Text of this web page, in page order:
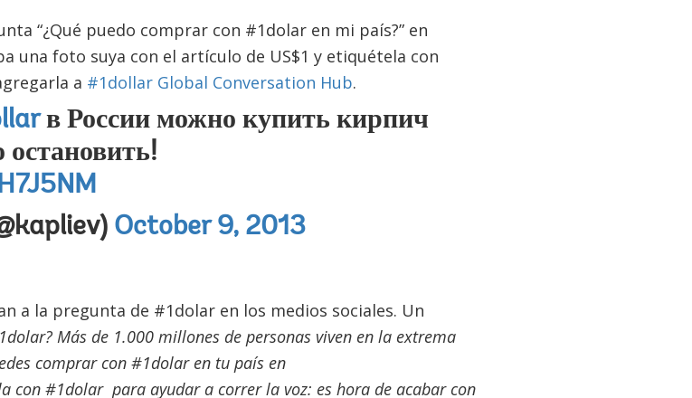
“¿Qué puedo comprar con #1dolar en mi país?” en
una foto suya con el artículo de US$1 y etiquétela con
a #1dollar Global Conversation Hub.
в России можно купить кирпич
October 9, 2013
a la pregunta de #1dolar en los medios sociales. Un
Más de 1.000 millones de personas viven en la extrema
comprar con #1dolar en tu país en
con #1dolar para ayudar a correr la voz: es hora de acabar con